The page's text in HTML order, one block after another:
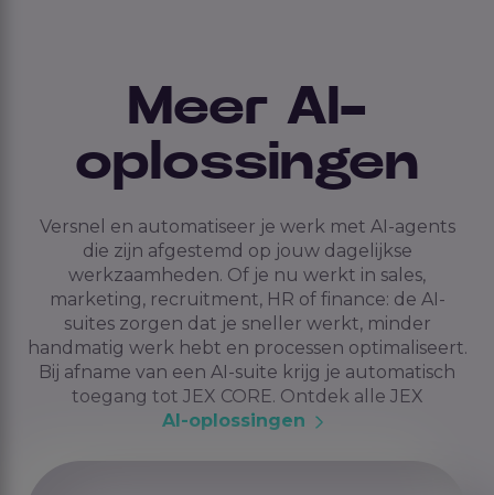
Meer AI-
oplossingen
Versnel en automatiseer je werk met AI-agents
die zijn afgestemd op jouw dagelijkse
werkzaamheden. Of je nu werkt in sales,
marketing, recruitment, HR of finance: de AI-
suites zorgen dat je sneller werkt, minder
handmatig werk hebt en processen optimaliseert.
Bij afname van een AI-suite krijg je automatisch
toegang tot JEX CORE. Ontdek alle JEX
AI-oplossingen